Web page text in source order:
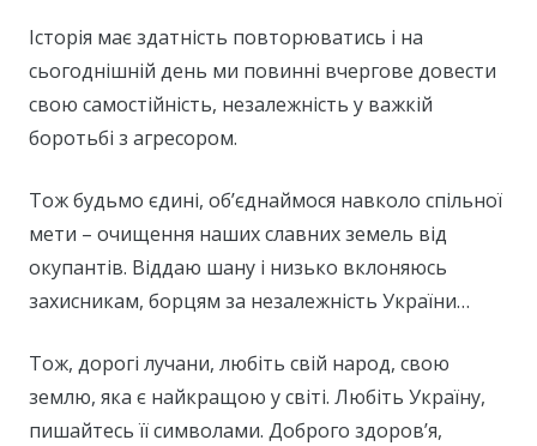
Історія має здатність повторюватись і на
сьогоднішній день ми повинні вчергове довести
свою самостійність, незалежність у важкій
боротьбі з агресором.
Тож будьмо єдині, об’єднаймося навколо спільної
мети – очищення наших славних земель від
окупантів. Віддаю шану і низько вклоняюсь
захисникам, борцям за незалежність України…
Тож, дорогі лучани, любіть свій народ, свою
землю, яка є найкращою у світі. Любіть Україну,
пишайтесь її символами. Доброго здоров’я,